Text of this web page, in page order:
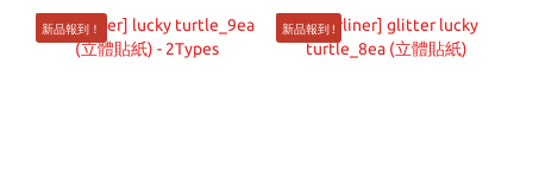
新品報到！ 新品報到 !